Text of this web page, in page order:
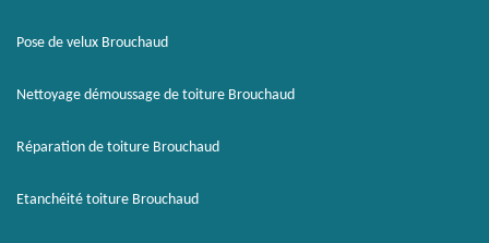
Pose de velux Brouchaud
Nettoyage démoussage de toiture Brouchaud
Réparation de toiture Brouchaud
Etanchéité toiture Brouchaud